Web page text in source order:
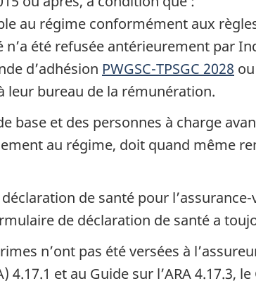
au régime conformément aux
n’a été refusée antérieurement par
d’adhésion PWGSC-TPSGC 2028 ou
leur bureau de la rémunération.
base et des personnes à charge
au régime, doit quand même
de santé pour
de déclaration de santé a
n’ont pas été versées à
et au Guide sur l’ARA 4.17.3,